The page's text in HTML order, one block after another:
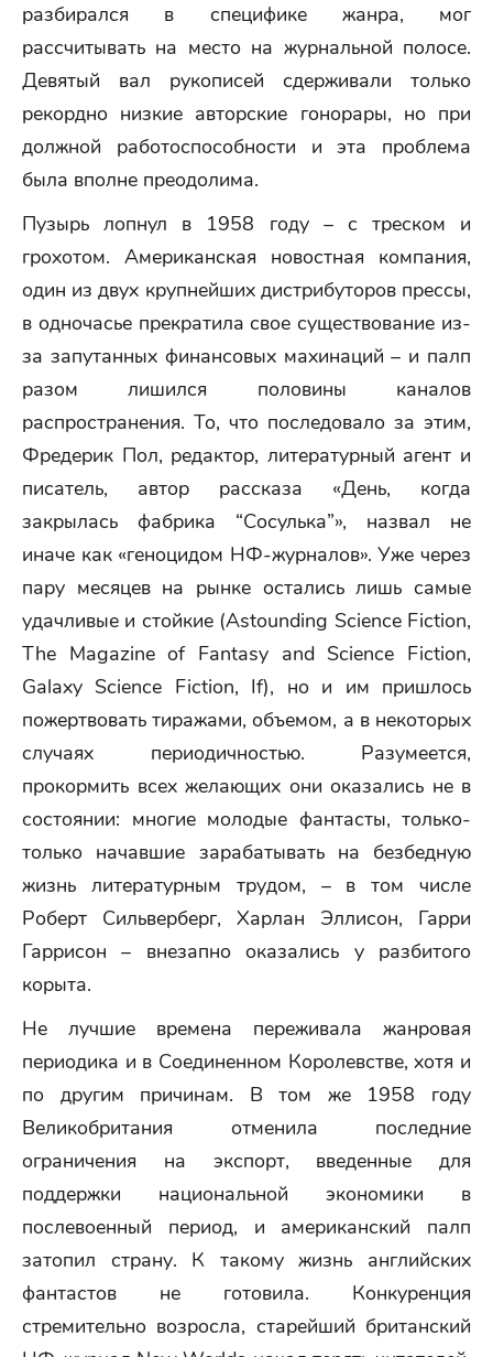
разбирался в специфике жанра, мог
рассчитывать на место на журнальной полосе.
Девятый вал рукописей сдерживали только
рекордно низкие авторские гонорары, но при
должной работоспособности и эта проблема
была вполне преодолима.
Пузырь лопнул в 1958 году – с треском и
грохотом. Американская новостная компания,
один из двух крупнейших дистрибуторов прессы,
в одночасье прекратила свое существование из-
за запутанных финансовых махинаций – и палп
разом лишился половины каналов
распространения. То, что последовало за этим,
Фредерик Пол, редактор, литературный агент и
писатель, автор рассказа «День, когда
закрылась фабрика “Сосулька”», назвал не
иначе как «геноцидом НФ-журналов». Уже через
пару месяцев на рынке остались лишь самые
удачливые и стойкие (Astounding Science Fiction,
The Magazine of Fantasy and Science Fiction,
Galaxy Science Fiction, If), но и им пришлось
пожертвовать тиражами, объемом, а в некоторых
случаях периодичностью. Разумеется,
прокормить всех желающих они оказались не в
состоянии: многие молодые фантасты, только-
только начавшие зарабатывать на безбедную
жизнь литературным трудом, – в том числе
Роберт Сильверберг, Харлан Эллисон, Гарри
Гаррисон – внезапно оказались у разбитого
корыта.
Не лучшие времена переживала жанровая
периодика и в Соединенном Королевстве, хотя и
по другим причинам. В том же 1958 году
Великобритания отменила последние
ограничения на экспорт, введенные для
поддержки национальной экономики в
послевоенный период, и американский палп
затопил страну. К такому жизнь английских
фантастов не готовила. Конкуренция
стремительно возросла, старейший британский